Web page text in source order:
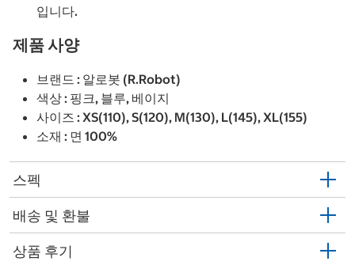
입니다.
제품 사양
브랜드 : 알로봇 (R.Robot)
색상 : 핑크, 블루, 베이지
사이즈 : XS(110), S(120), M(130), L(145), XL(155)
소재 : 면 100%
스펙
배송 및 환불
상품 후기